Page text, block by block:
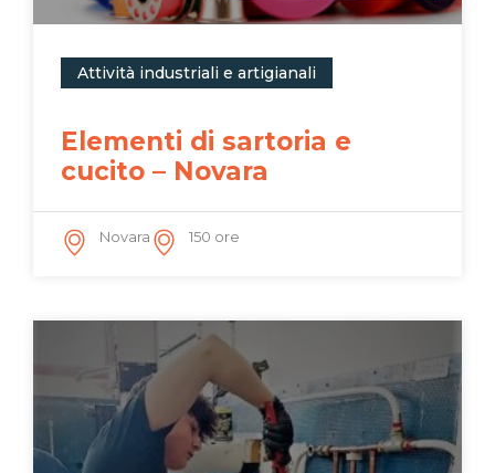
Attività industriali e artigianali
Elementi di sartoria e
cucito – Novara
Novara 150 ore